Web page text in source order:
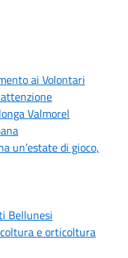
ai Volontari
Valmorel
un’estate di gioco,
Bellunesi
e orticoltura